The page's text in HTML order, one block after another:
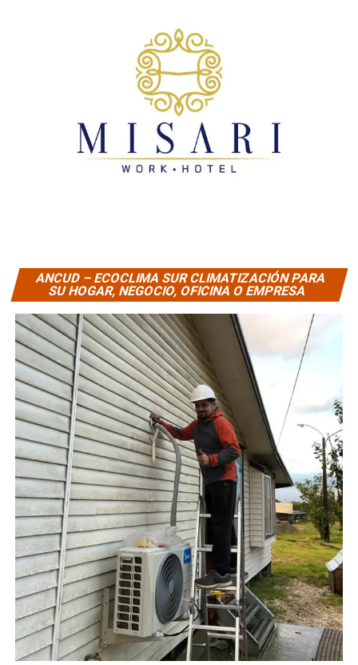
ANCUD – ECOCLIMA SUR CLIMATIZACIÓN PARA
SU HOGAR, NEGOCIO, OFICINA O EMPRESA